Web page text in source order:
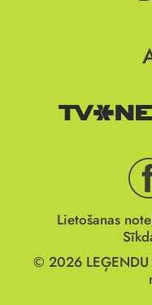
Lietošanas
© 2026